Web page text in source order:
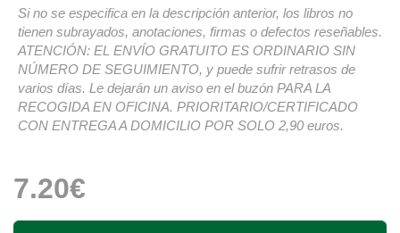
Si no se especifica en la descripción anterior, los libros no
tienen subrayados, anotaciones, firmas o defectos reseñables.
ATENCIÓN: EL ENVÍO GRATUITO ES ORDINARIO SIN
NÚMERO DE SEGUIMIENTO, y puede sufrir retrasos de
varios días. Le dejarán un aviso en el buzón PARA LA
RECOGIDA EN OFICINA. PRIORITARIO/CERTIFICADO
CON ENTREGA A DOMICILIO POR SOLO 2,90 euros.
7.20€